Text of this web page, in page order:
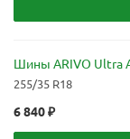
Шины ARIVO Ultra
255/35 R18
6 840₽